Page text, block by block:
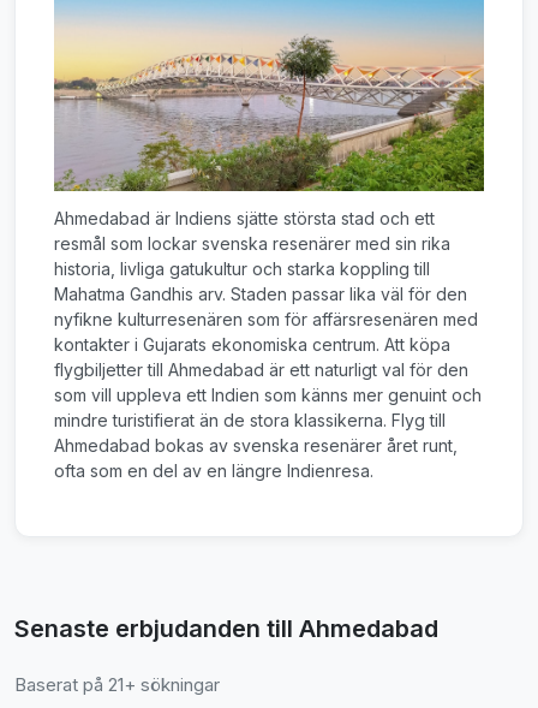
Ahmedabad är Indiens sjätte största stad och ett
resmål som lockar svenska resenärer med sin rika
historia, livliga gatukultur och starka koppling till
Mahatma Gandhis arv. Staden passar lika väl för den
nyfikne kulturresenären som för affärsresenären med
kontakter i Gujarats ekonomiska centrum. Att köpa
flygbiljetter till Ahmedabad är ett naturligt val för den
som vill uppleva ett Indien som känns mer genuint och
mindre turistifierat än de stora klassikerna. Flyg till
Ahmedabad bokas av svenska resenärer året runt,
ofta som en del av en längre Indienresa.
Senaste erbjudanden till Ahmedabad
Baserat på 21+ sökningar